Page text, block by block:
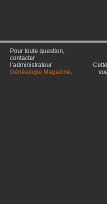
Pour toute question,
contacter
l’administrateur
Généalogie Magazine.